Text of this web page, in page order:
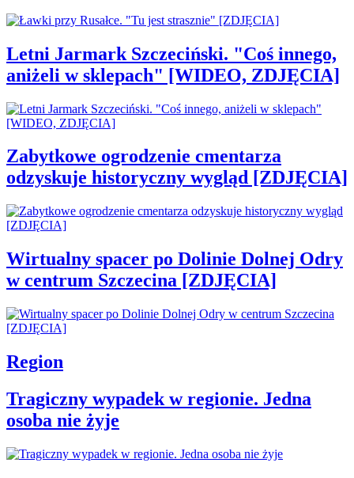
Letni Jarmark Szczeciński. "Coś innego,
aniżeli w sklepach" [WIDEO, ZDJĘCIA]
Zabytkowe ogrodzenie cmentarza
odzyskuje historyczny wygląd [ZDJĘCIA]
Wirtualny spacer po Dolinie Dolnej Odry
w centrum Szczecina [ZDJĘCIA]
Region
Tragiczny wypadek w regionie. Jedna
osoba nie żyje